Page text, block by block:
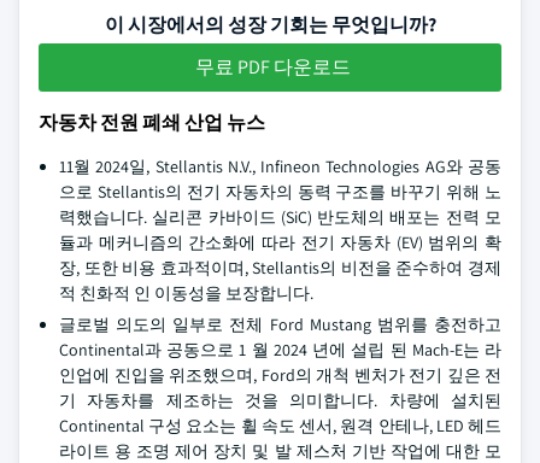
이 시장에서의 성장 기회는 무엇입니까?
무료 PDF 다운로드
자동차 전원 폐쇄 산업 뉴스
11월 2024일, Stellantis N.V., Infineon Technologies AG와 공동
으로 Stellantis의 전기 자동차의 동력 구조를 바꾸기 위해 노
력했습니다. 실리콘 카바이드 (SiC) 반도체의 배포는 전력 모
듈과 메커니즘의 간소화에 따라 전기 자동차 (EV) 범위의 확
장, 또한 비용 효과적이며, Stellantis의 비전을 준수하여 경제
적 친화적 인 이동성을 보장합니다.
글로벌 의도의 일부로 전체 Ford Mustang 범위를 충전하고
Continental과 공동으로 1 월 2024 년에 설립 된 Mach-E는 라
인업에 진입을 위조했으며, Ford의 개척 벤처가 전기 깊은 전
기 자동차를 제조하는 것을 의미합니다. 차량에 설치된
Continental 구성 요소는 휠 속도 센서, 원격 안테나, LED 헤드
라이트 용 조명 제어 장치 및 발 제스처 기반 작업에 대한 모